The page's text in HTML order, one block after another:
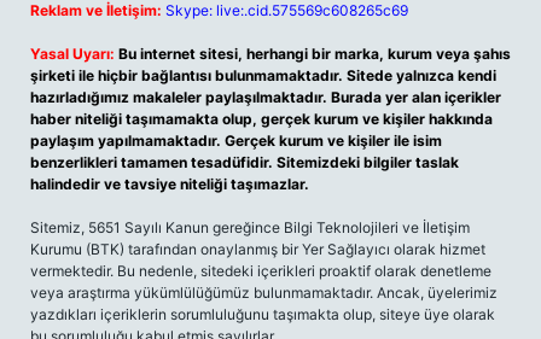
Reklam ve İletişim: Skype: live:.cid.575569c608265c69
Yasal Uyarı: Bu internet sitesi, herhangi bir marka, kurum veya şahıs
şirketi ile hiçbir bağlantısı bulunmamaktadır. Sitede yalnızca kendi
hazırladığımız makaleler paylaşılmaktadır. Burada yer alan içerikler
haber niteliği taşımamakta olup, gerçek kurum ve kişiler hakkında
paylaşım yapılmamaktadır. Gerçek kurum ve kişiler ile isim
benzerlikleri tamamen tesadüfidir. Sitemizdeki bilgiler taslak
halindedir ve tavsiye niteliği taşımazlar.
Sitemiz, 5651 Sayılı Kanun gereğince Bilgi Teknolojileri ve İletişim
Kurumu (BTK) tarafından onaylanmış bir Yer Sağlayıcı olarak hizmet
vermektedir. Bu nedenle, sitedeki içerikleri proaktif olarak denetleme
veya araştırma yükümlülüğümüz bulunmamaktadır. Ancak, üyelerimiz
yazdıkları içeriklerin sorumluluğunu taşımakta olup, siteye üye olarak